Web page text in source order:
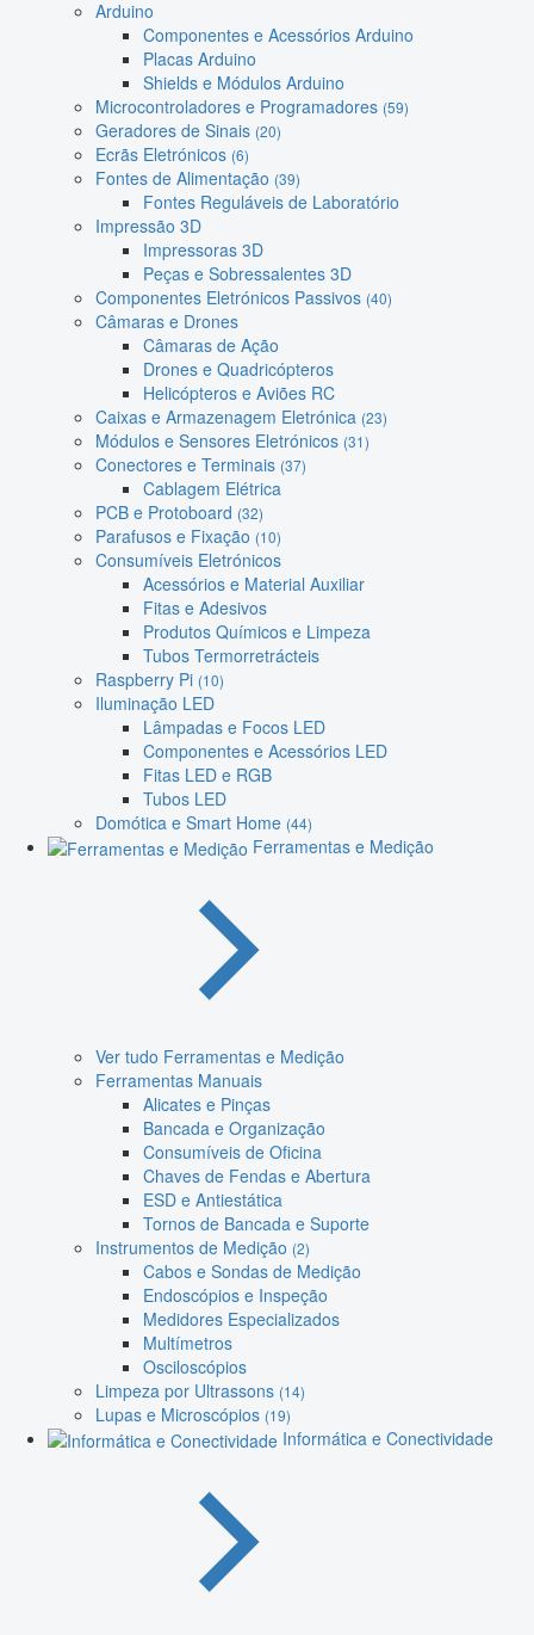
Arduino
Componentes e Acessórios Arduino
Placas Arduino
Shields e Módulos Arduino
Microcontroladores e Programadores (59)
Geradores de Sinais (20)
Ecrãs Eletrónicos (6)
Fontes de Alimentação (39)
Fontes Reguláveis de Laboratório
Impressão 3D
Impressoras 3D
Peças e Sobressalentes 3D
Componentes Eletrónicos Passivos (40)
Câmaras e Drones
Câmaras de Ação
Drones e Quadricópteros
Helicópteros e Aviões RC
Caixas e Armazenagem Eletrónica (23)
Módulos e Sensores Eletrónicos (31)
Conectores e Terminais (37)
Cablagem Elétrica
PCB e Protoboard (32)
Parafusos e Fixação (10)
Consumíveis Eletrónicos
Acessórios e Material Auxiliar
Fitas e Adesivos
Produtos Químicos e Limpeza
Tubos Termorretrácteis
Raspberry Pi (10)
Iluminação LED
Lâmpadas e Focos LED
Componentes e Acessórios LED
Fitas LED e RGB
Tubos LED
Domótica e Smart Home (44)
Ferramentas e Medição
Ver tudo Ferramentas e Medição
Ferramentas Manuais
Alicates e Pinças
Bancada e Organização
Consumíveis de Oficina
Chaves de Fendas e Abertura
ESD e Antiestática
Tornos de Bancada e Suporte
Instrumentos de Medição (2)
Cabos e Sondas de Medição
Endoscópios e Inspeção
Medidores Especializados
Multímetros
Osciloscópios
Limpeza por Ultrassons (14)
Lupas e Microscópios (19)
Informática e Conectividade